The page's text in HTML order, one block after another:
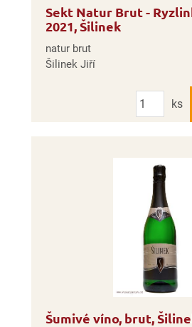
Sekt Natur Brut -
2021, Šilinek
natur brut
Šilinek Jiří
Počet
ks
Šumivé víno, brut,